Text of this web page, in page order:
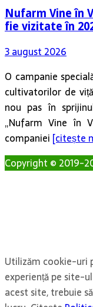
Nufarm Vine în
fie vizitate în
3 august 2026
O campanie
cultivatorilor de
nou pas în
„Nufarm Vine în
companiei [citește
Copyright © 2019-
Utilizăm cookie-uri
experiență pe site-
acest site, trebuie